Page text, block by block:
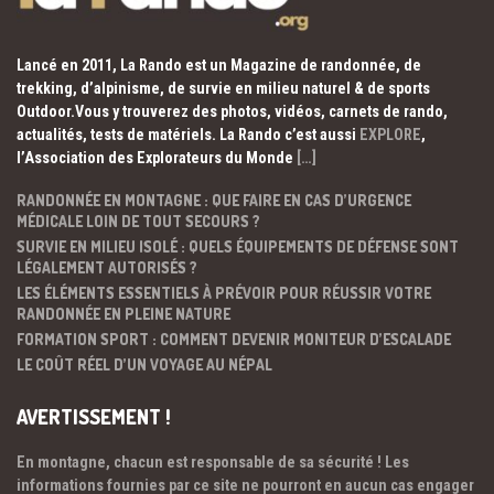
Lancé en 2011, La Rando est un Magazine de randonnée, de
trekking, d’alpinisme, de survie en milieu naturel & de sports
Outdoor.Vous y trouverez des photos, vidéos, carnets de rando,
actualités, tests de matériels. La Rando c’est aussi EXPLORE,
l’Association des Explorateurs du Monde […]
RANDONNÉE EN MONTAGNE : QUE FAIRE EN CAS D’URGENCE
MÉDICALE LOIN DE TOUT SECOURS ?
SURVIE EN MILIEU ISOLÉ : QUELS ÉQUIPEMENTS DE DÉFENSE SONT
LÉGALEMENT AUTORISÉS ?
LES ÉLÉMENTS ESSENTIELS À PRÉVOIR POUR RÉUSSIR VOTRE
RANDONNÉE EN PLEINE NATURE
FORMATION SPORT : COMMENT DEVENIR MONITEUR D’ESCALADE
LE COÛT RÉEL D’UN VOYAGE AU NÉPAL
AVERTISSEMENT !
En montagne, chacun est responsable de sa sécurité ! Les
informations fournies par ce site ne pourront en aucun cas engager